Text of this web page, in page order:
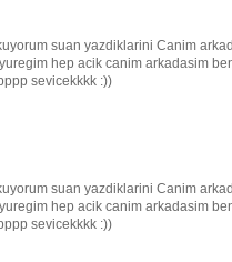
suan yazdiklarini Canim
hep acik canim arkadasim
sevicekkkk :))
suan yazdiklarini Canim
hep acik canim arkadasim
sevicekkkk :))